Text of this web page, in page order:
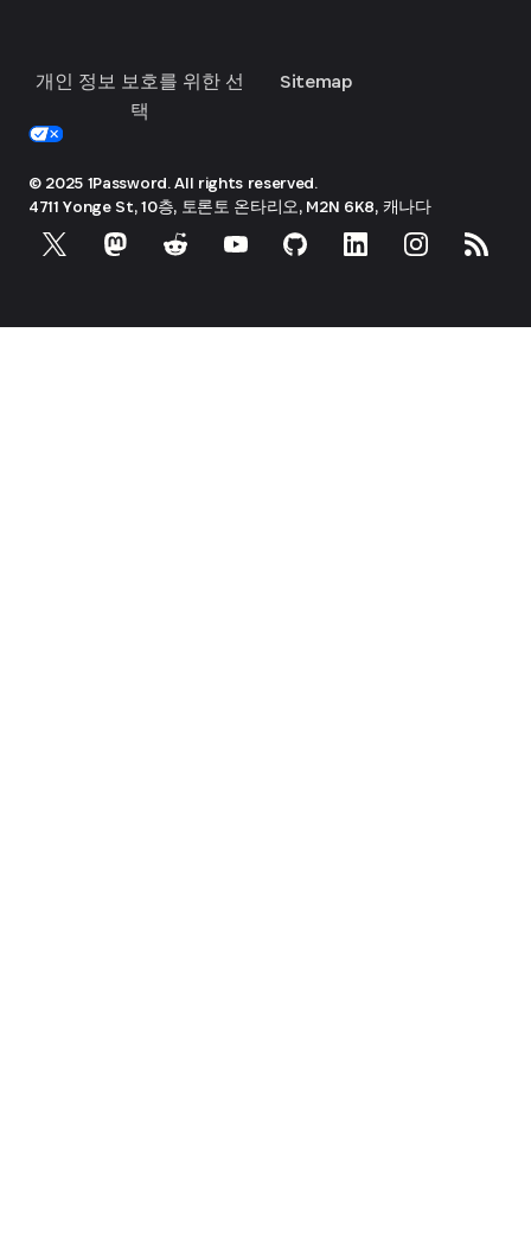
개인 정보 보호를 위한 선
택
Sitemap
© 2025 1Password. All rights reserved.
4711 Yonge St, 10층, 토론토 온타리오, M2N 6K8, 캐나다